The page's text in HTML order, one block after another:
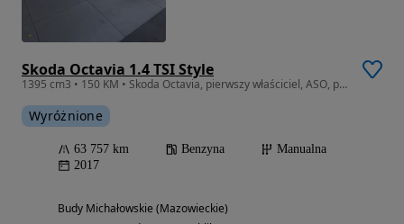
Skoda Octavia 1.4 TSI Style
1395 cm3 • 150 KM • Skoda Octavia, pierwszy właściciel, ASO, prywatnie, 64000 KM
Wyróżnione
63 757 km Benzyna
Manualna
2017
Budy Michałowskie (Mazowieckie)